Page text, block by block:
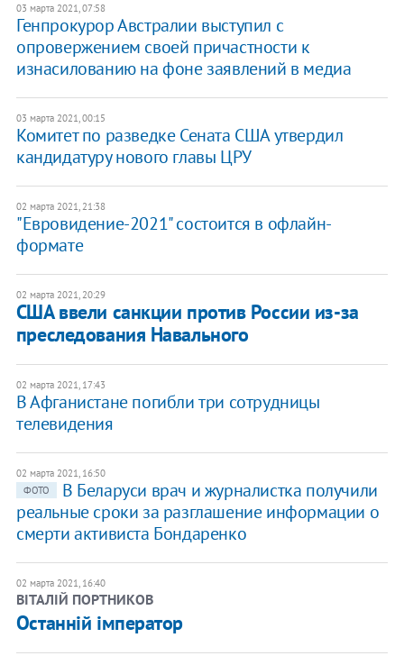
03 марта 2021, 07:58
Генпрокурор Австралии выступил с
опровержением своей причастности к
изнасилованию на фоне заявлений в медиа
03 марта 2021, 00:15
Комитет по разведке Сената США утвердил
кандидатуру нового главы ЦРУ
02 марта 2021, 21:38
"Евровидение-2021" состоится в офлайн-
формате
02 марта 2021, 20:29
США ввели санкции против России из-за
преследования Навального
02 марта 2021, 17:43
В Афганистане погибли три сотрудницы
телевидения
02 марта 2021, 16:50
ФОТО
В Беларуси врач и журналистка получили
реальные сроки за разглашение информации о
смерти активиста Бондаренко
02 марта 2021, 16:40
ВІТАЛІЙ ПОРТНИКОВ
Останній імператор